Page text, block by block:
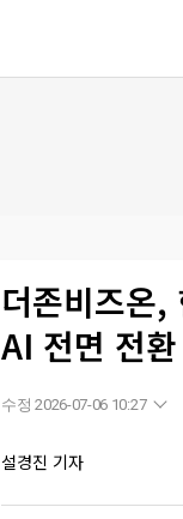
더존비즈온,
AI 전면 전
수정 2026-07-06 10:27
설경진 기자